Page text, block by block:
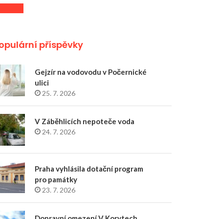
příspěvky
Gejzír na vodovodu v Počernické
ulici
25. 7. 2026
V Záběhlicích nepoteče voda
24. 7. 2026
Praha vyhlásila dotační program
pro památky
23. 7. 2026